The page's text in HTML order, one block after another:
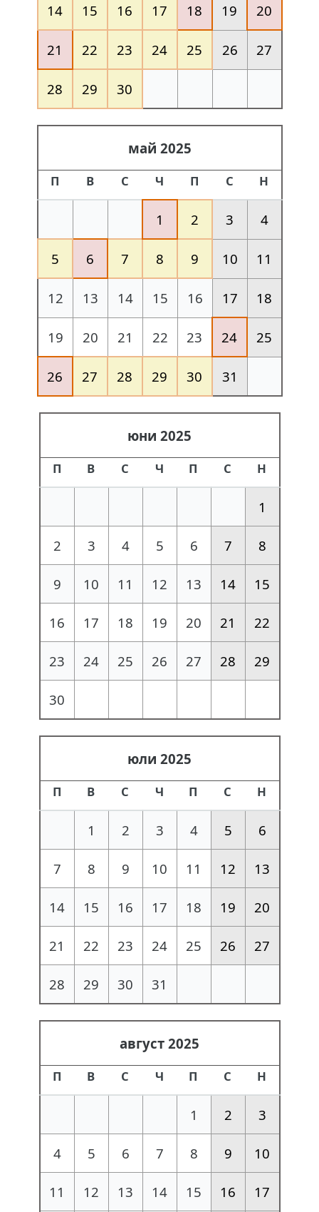
14 15 16 17 18 19 20
21 22 23 24 25 26 27
28 29 30
май 2025
П В С Ч П С Н
1 2 3 4
5 6 7 8 9 10 11
12 13 14 15 16 17 18
19 20 21 22 23 24 25
26 27 28 29 30 31
юни 2025
П В С Ч П С Н
1
2 3 4 5 6 7 8
9 10 11 12 13 14 15
16 17 18 19 20 21 22
23 24 25 26 27 28 29
30
юли 2025
П В С Ч П С Н
1 2 3 4 5 6
7 8 9 10 11 12 13
14 15 16 17 18 19 20
21 22 23 24 25 26 27
28 29 30 31
август 2025
П В С Ч П С Н
1 2 3
4 5 6 7 8 9 10
11 12 13 14 15 16 17